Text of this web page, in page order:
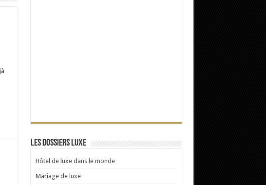
Les dossiers Luxe
Hôtel de luxe dans le monde
Mariage de luxe